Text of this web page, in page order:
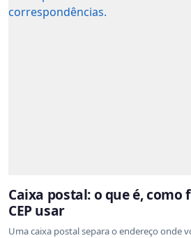
Caixa postal: o que é, como
CEP usar
Uma caixa postal separa o endereço onde